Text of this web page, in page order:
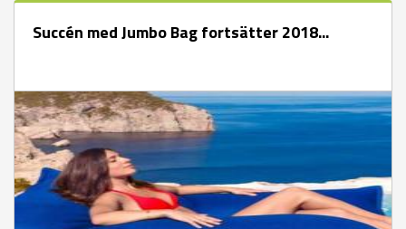
Succén med Jumbo Bag fortsätter 2018...